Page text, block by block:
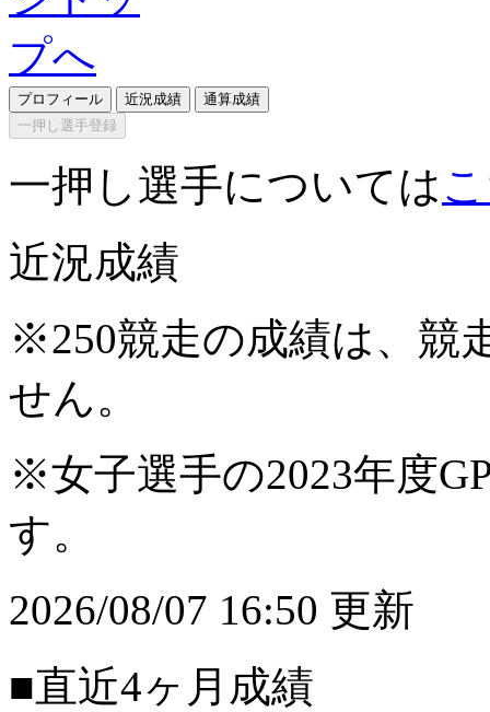
プロフィール 近況成績
通算成績
一押し選手登録
一押し選手については
近況成績
※250競走の成績は、競
せん。
※女子選手の2023年度
す。
2026/08/07 16:50 更新
■直近4ヶ月成績